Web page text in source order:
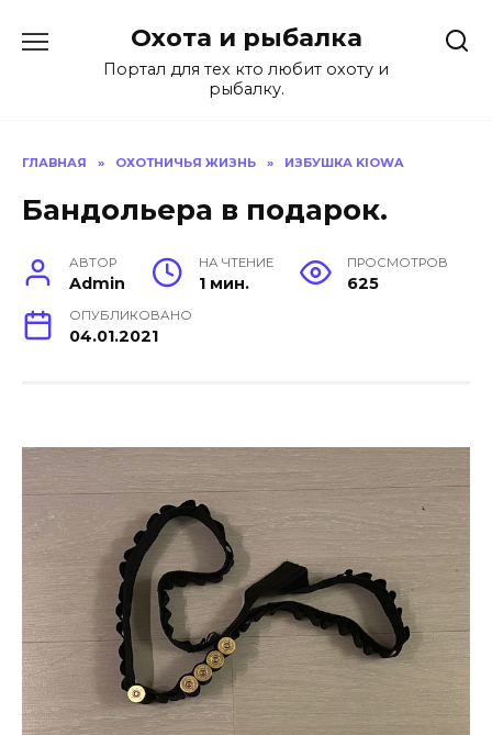
содержанию
Охота и рыбалка
Портал для тех кто любит охоту и
рыбалку.
ГЛАВНАЯ » ОХОТНИЧЬЯ ЖИЗНЬ » ИЗБУШКА KIOWA
Бандольера в подарок.
АВТОР
Admin
НА ЧТЕНИЕ
1 мин.
ПРОСМОТРОВ
625
ОПУБЛИКОВАНО
04.01.2021